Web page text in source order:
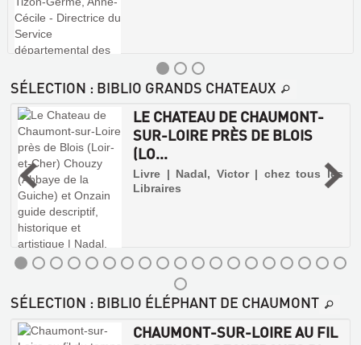
SÉLECTION : BIBLIO GRANDS CHATEAUX
LE CHATEAU DE CHAUMONT-
SUR-LOIRE PRÈS DE BLOIS
(LO...
Livre | Nadal, Victor | chez tous les
Libraires
SÉLECTION : BIBLIO ÉLÉPHANT DE CHAUMONT
CHAUMONT-SUR-LOIRE AU FIL